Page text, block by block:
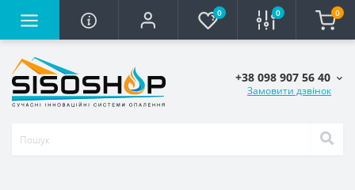
0 0 0
+38 098 907 56 40
Замовити дзвінок